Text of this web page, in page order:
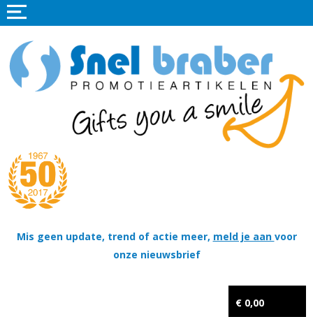
Mis geen update, trend of actie meer, meld je aan voor
onze nieuwsbrief
€ 0,00
Home
Promotieartikelen
Tassen
Thema's